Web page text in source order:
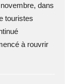
dans
touristes
à rouvrir